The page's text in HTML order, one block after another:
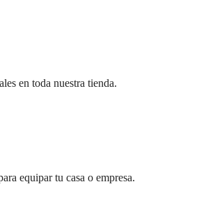
en toda nuestra tienda.
equipar tu casa o empresa.